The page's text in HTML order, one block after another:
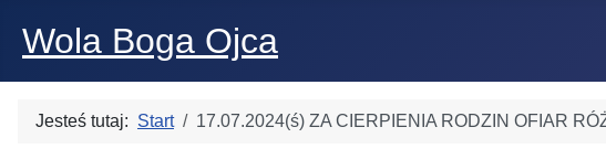
Wola Boga Ojca
Jesteś tutaj: Start 17.07.2024(ś) ZA CIERPIENIA RODZIN OFIAR